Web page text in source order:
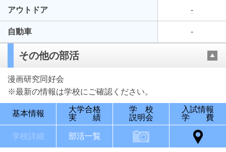
アウトドア -
自動車 -
その他の部活
漫画研究同好会
※最新の情報は学校にご確認ください。
基本情報
大学合格
実 績
学 校
説明会
入試情報
学 費
学校詳細 部活一覧